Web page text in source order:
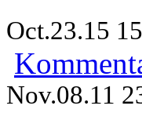
Oct.23.15
Nov.08.11